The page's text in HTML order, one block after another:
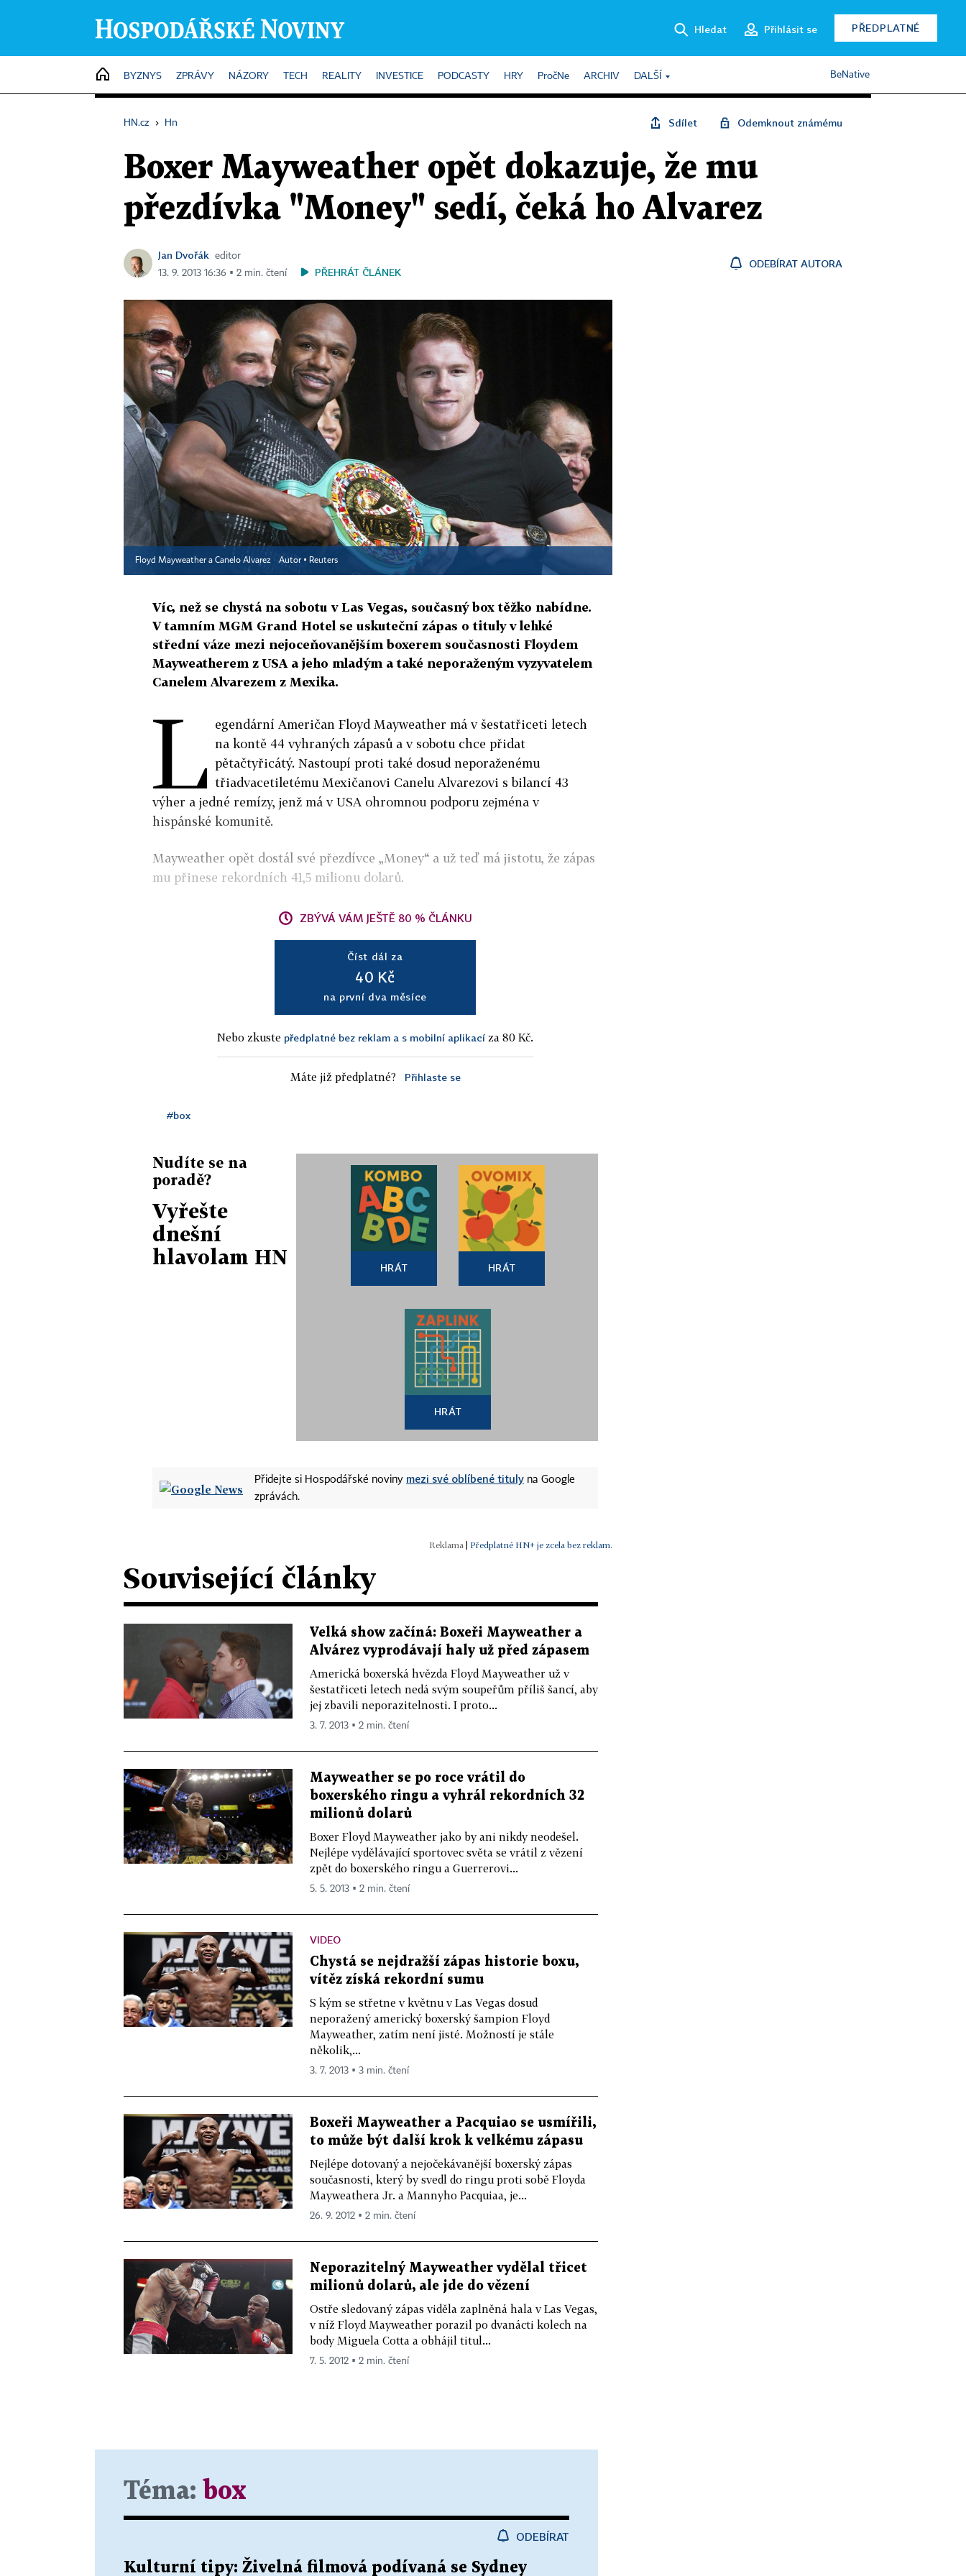
Hledat Přihlásit se PŘEDPLATNÉ
HOME
BYZNYS ZPRÁVY NÁZORY TECH REALITY INVESTICE PODCASTY HRY PročNe ARCHIV DALŠÍ BeNative
HN.cz › Hn Sdílet Odemknout známému
Boxer Mayweather opět dokazuje, že mu
přezdívka "Money" sedí, čeká ho Alvarez
Jan Dvořák
editor
13. 9. 2013 16:36 ▪ 2 min. čtení
PŘEHRÁT ČLÁNEK
ODEBÍRAT AUTORA
Floyd Mayweather a Canelo Alvarez Autor ▪ Reuters
Víc, než se chystá na sobotu v Las Vegas, současný box těžko nabídne.
V tamním MGM Grand Hotel se uskuteční zápas o tituly v lehké
střední váze mezi nejoceňovanějším boxerem současnosti Floydem
Mayweatherem z USA a jeho mladým a také neporaženým vyzyvatelem
Canelem Alvarezem z Mexika.
L egendární Američan Floyd Mayweather má v šestatřiceti letech
na kontě 44 vyhraných zápasů a v sobotu chce přidat
pětačtyřicátý. Nastoupí proti také dosud neporaženému
třiadvacetiletému Mexičanovi Canelu Alvarezovi s bilancí 43
výher a jedné remízy, jenž má v USA ohromnou podporu zejména v
hispánské komunitě.
Mayweather opět dostál své přezdívce „Money“ a už teď má jistotu, že zápas
mu přinese rekordních 41,5 milionu dolarů.
ZBÝVÁ VÁM JEŠTĚ 80 % ČLÁNKU
Číst dál za
40 Kč
na první dva měsíce
Nebo zkuste předplatné bez reklam a s mobilní aplikací za 80 Kč.
Máte již předplatné? Přihlaste se
#box
Nudíte se na
poradě?
Vyřešte
dnešní
hlavolam HN
HRÁT HRÁT
HRÁT
Přidejte si Hospodářské noviny mezi své oblíbené tituly na Google
zprávách.
| Předplatné HN+ je zcela bez reklam.
Související články
Velká show začíná: Boxeři Mayweather a
Alvárez vyprodávají haly už před zápasem
Americká boxerská hvězda Floyd Mayweather už v
šestatřiceti letech nedá svým soupeřům příliš šancí, aby
jej zbavili neporazitelnosti. I proto...
3. 7. 2013 ▪ 2 min. čtení
Mayweather se po roce vrátil do
boxerského ringu a vyhrál rekordních 32
milionů dolarů
Boxer Floyd Mayweather jako by ani nikdy neodešel.
Nejlépe vydělávající sportovec světa se vrátil z vězení
zpět do boxerského ringu a Guerrerovi...
5. 5. 2013 ▪ 2 min. čtení
VIDEO
Chystá se nejdražší zápas historie boxu,
vítěz získá rekordní sumu
S kým se střetne v květnu v Las Vegas dosud
neporažený americký boxerský šampion Floyd
Mayweather, zatím není jisté. Možností je stále
několik,...
3. 7. 2013 ▪ 3 min. čtení
Boxeři Mayweather a Pacquiao se usmířili,
to může být další krok k velkému zápasu
Nejlépe dotovaný a nejočekávanější boxerský zápas
současnosti, který by svedl do ringu proti sobě Floyda
Mayweathera Jr. a Mannyho Pacquiaa, je...
26. 9. 2012 ▪ 2 min. čtení
Neporazitelný Mayweather vydělal třicet
milionů dolarů, ale jde do vězení
Ostře sledovaný zápas viděla zaplněná hala v Las Vegas,
v níž Floyd Mayweather porazil po dvanácti kolech na
body Miguela Cotta a obhájil titul...
7. 5. 2012 ▪ 2 min. čtení
Téma: box
ODEBÍRAT
Kulturní tipy: Živelná filmová podívaná se Sydney